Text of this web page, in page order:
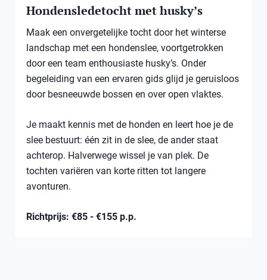
Hondensledetocht met husky’s
Maak een onvergetelijke tocht door het winterse
landschap met een hondenslee, voortgetrokken
door een team enthousiaste husky’s. Onder
begeleiding van een ervaren gids glijd je geruisloos
door besneeuwde bossen en over open vlaktes.
Je maakt kennis met de honden en leert hoe je de
slee bestuurt: één zit in de slee, de ander staat
achterop. Halverwege wissel je van plek. De
tochten variëren van korte ritten tot langere
avonturen.
Richtprijs: €85 - €155 p.p.